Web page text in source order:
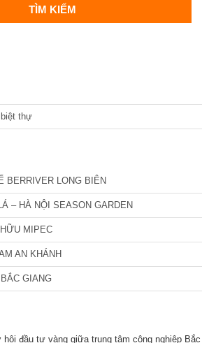
thự
BERRIVER LONG BIÊN
– HÀ NỘI SEASON GARDEN
MIPEC
AN KHÁNH
GIANG
đầu tư vàng giữa trung tâm công nghiệp Bắc